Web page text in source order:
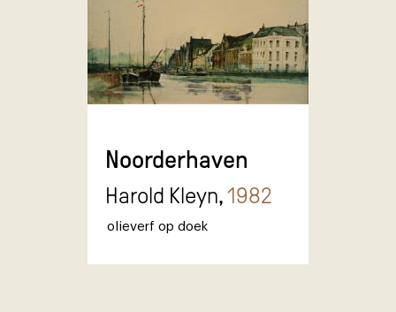
Noorderhaven
Harold Kleyn,1982
olieverf op doek